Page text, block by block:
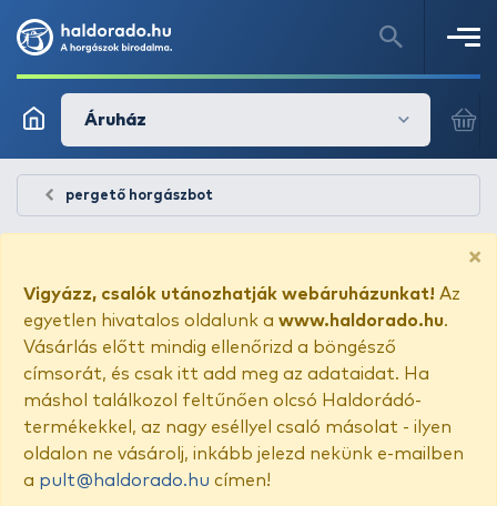
Áruház
pergető horgászbot
×
Vigyázz, csalók utánozhatják webáruházunkat! Az
egyetlen hivatalos oldalunk a www.haldorado.hu.
Vásárlás előtt mindig ellenőrizd a böngésző
címsorát, és csak itt add meg az adataidat. Ha
máshol találkozol feltűnően olcsó Haldorádó-
termékekkel, az nagy eséllyel csaló másolat - ilyen
oldalon ne vásárolj, inkább jelezd nekünk e-mailben
a pult@haldorado.hu címen!